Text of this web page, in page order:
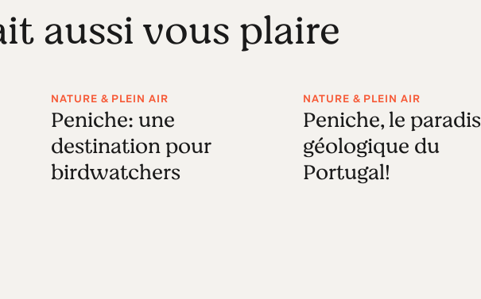
aussi vous plaire
NATURE & PLEIN AIR
Peniche: une
destination pour
birdwatchers
NATURE & PLEIN AIR
Peniche, le paradis
géologique du
Portugal!